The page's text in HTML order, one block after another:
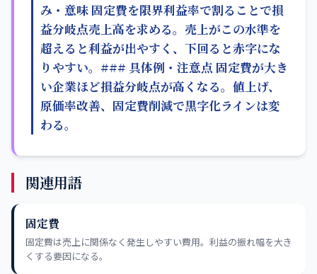
み・意味 固定費を限界利益率で割ることで損
益分岐点売上高を求める。売上がこの水準を
超えると利益が出やすく、下回ると赤字にな
りやすい。### 具体例・注意点 固定費が大き
い企業ほど損益分岐点が高くなる。値上げ、
原価率改善、固定費削減で黒字化ラインは変
わる。
関連用語
固定費
固定費は売上に関係なく発生しやすい費用。利益の振れ幅を大き
くする要因になる。